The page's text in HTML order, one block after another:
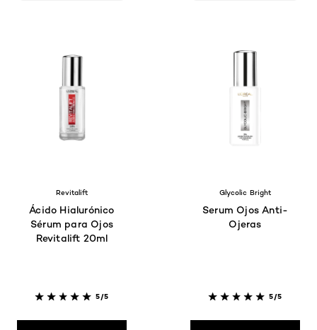
Revitalift
Ácido Hialurónico
Sérum para Ojos
Revitalift 20ml
5/5
Glycolic Bright
Serum Ojos Anti-
Ojeras
5/5